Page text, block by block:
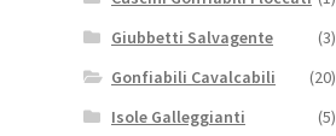
Giubbetti Salvagente
(3)
Gonfiabili Cavalcabili
(20)
Isole Galleggianti
(5)